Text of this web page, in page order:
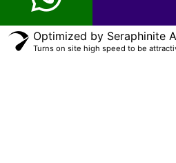
Optimized by Seraphinite
Turns on site high speed to be